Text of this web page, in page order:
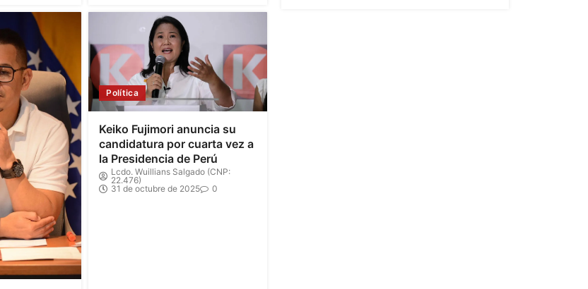
Política
Keiko Fujimori anuncia su
candidatura por cuarta vez a
la Presidencia de Perú
Lcdo. Wuillians Salgado (CNP:
22.476)
31 de octubre de 2025
0